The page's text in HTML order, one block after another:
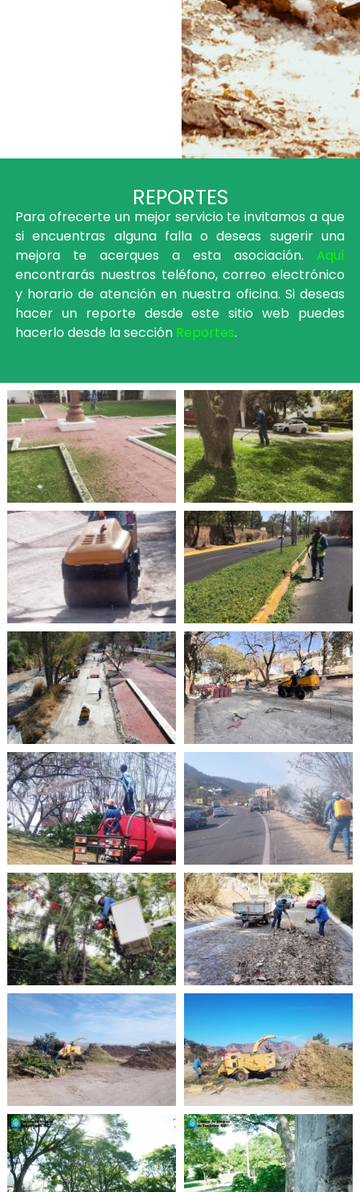
REPORTES
Para ofrecerte un mejor servicio te invitamos a que
si encuentras alguna falla o deseas sugerir una
mejora te acerques a esta asociación.Aquí
encontrarás nuestros teléfono, correo electrónico
y horario de atención en nuestra oficina. Si deseas
hacer un reporte desde este sitio web puedes
hacerlo desde la sección Reportes.